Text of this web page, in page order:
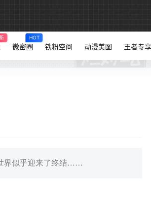
微密圈
HOT
铁粉空间 动漫美图 王者专享
界似乎迎来了终结……